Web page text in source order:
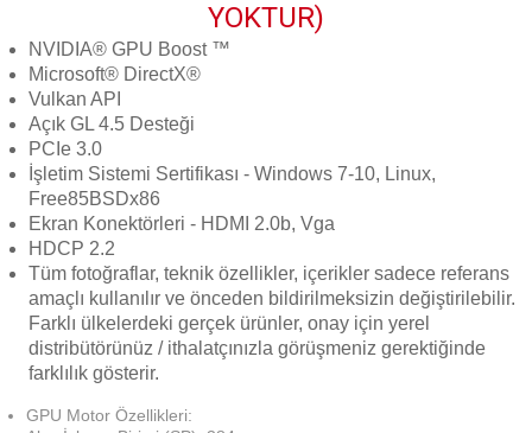
YOKTUR)
NVIDIA® GPU Boost ™
Microsoft® DirectX®
Vulkan API
Açık GL 4.5 Desteği
PCIe 3.0
İşletim Sistemi Sertifikası - Windows 7-10, Linux,
Free85BSDx86
Ekran Konektörleri - HDMI 2.0b, Vga
HDCP 2.2
Tüm fotoğraflar, teknik özellikler, içerikler sadece referans
amaçlı kullanılır ve önceden bildirilmeksizin değiştirilebilir.
Farklı ülkelerdeki gerçek ürünler, onay için yerel
distribütörünüz / ithalatçınızla görüşmeniz gerektiğinde
farklılık gösterir.
GPU Motor Özellikleri: